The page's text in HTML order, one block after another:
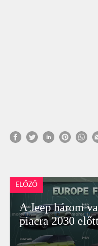
ELŐZŐ
A Jeep három
piacra 2030